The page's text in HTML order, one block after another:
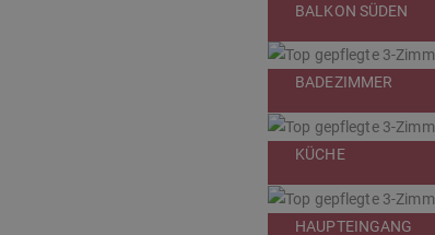
BALKON SÜDEN
BADEZIMMER
KÜCHE
HAUPTEINGANG